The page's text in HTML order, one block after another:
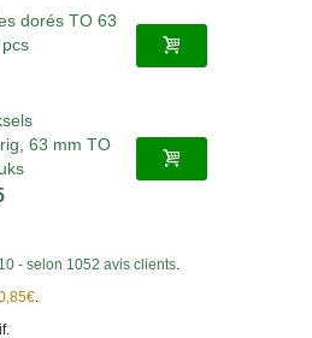
dorés TO 63
63 mm TO
- selon 1052 avis clients.
.